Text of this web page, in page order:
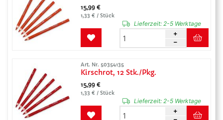
15,99 €
1,33 € / Stück
Lieferzeit:2-5 Werktage
Art. Nr. 50354135
Kirschrot, 12 Stk./Pkg.
15,99 €
1,33 € / Stück
Lieferzeit:2-5 Werktage